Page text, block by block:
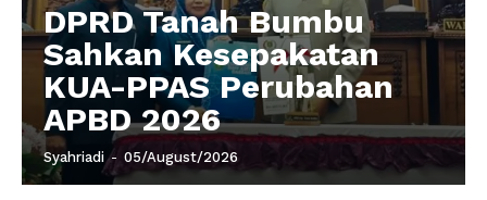
DPRD Tanah Bumbu
Sahkan Kesepakatan
KUA-PPAS Perubahan
APBD 2026
Syahriadi - 05/August/2026